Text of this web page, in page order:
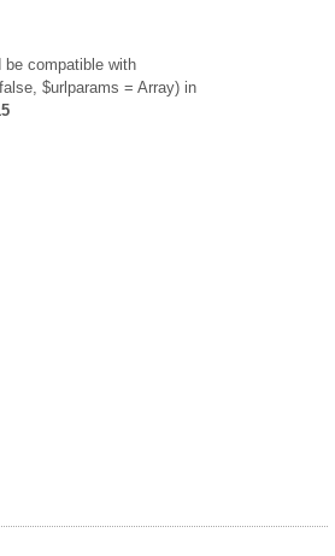
be compatible with
$urlparams = Array) in